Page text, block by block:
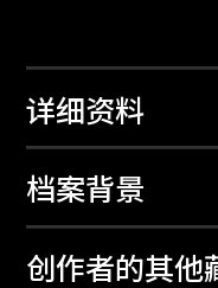
详细资料
档案背景
创作者的其他